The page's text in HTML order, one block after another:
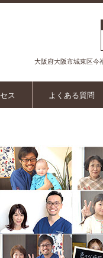
大阪府大阪市城東区今
ス よくある質問